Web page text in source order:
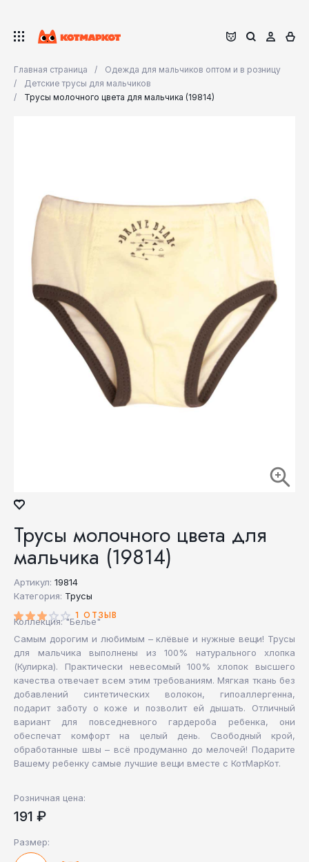
Главная страница
Одежда для мальчиков оптом и в розницу
Детские трусы для мальчиков
Трусы молочного цвета для мальчика (19814)
Трусы молочного цвета для
мальчика (19814)
Артикул: 19814
Категория: Трусы
1 ОТЗЫВ
Коллекция: "Белье"
Самым дорогим и любимым – клёвые и нужные вещи! Трусы
для мальчика выполнены из 100% натурального хлопка
(Кулирка). Практически невесомый 100% хлопок высшего
качества отвечает всем этим требованиям. Мягкая ткань без
добавлений синтетических волокон, гипоаллергенна,
подарит заботу о коже и позволит ей дышать. Отличный
вариант для повседневного гардероба ребенка, они
обеспечат комфорт на целый день. Свободный крой,
обработанные швы – всё продуманно до мелочей! Подарите
Вашему ребенку самые лучшие вещи вместе с КотМарКот.
Розничная цена:
191 ₽
Размер: